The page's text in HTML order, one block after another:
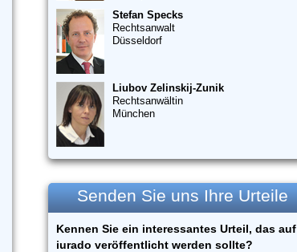
Stefan Specks
Rechtsanwalt
Düsseldorf
Liubov Zelinskij-Zunik
Rechtsanwältin
München
Senden Sie uns Ihre Urteile
Kennen Sie ein interessantes Urteil, das auf
iurado veröffentlicht werden sollte?